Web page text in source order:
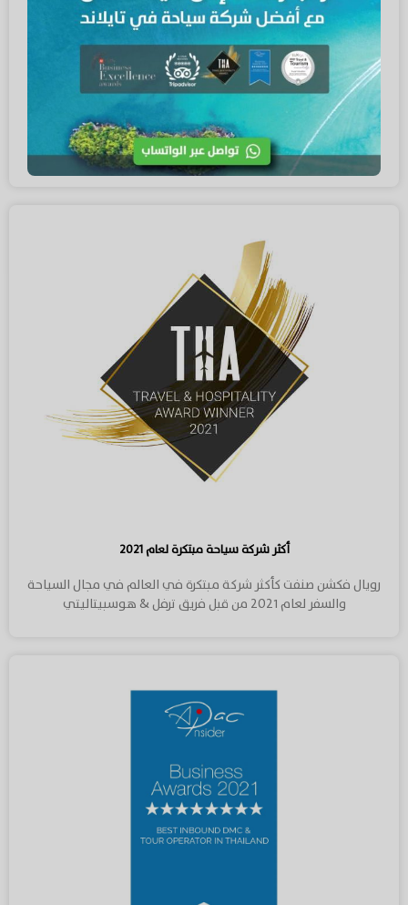
أفضل شركة سياحة ورحلات في تايلاند
شركة رويال فكشن صنفت كأفضل شركة سياحية ومنظمة رحلات في
تايلاند لعام 2021 طبقاً لتقييم شركة لوكس لايف
أكثر شركة سياحة مبتكرة لعام ٢٠٢١
رويال فكشن صنفت كأكثر شركة مبتكرة في العالم في مجال السياحة
والسفر لعام ٢٠٢١ من قبل فريق ترفل & هوسبيتاليتي